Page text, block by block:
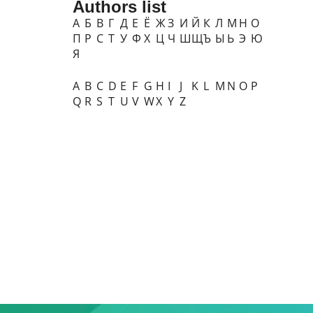
Authors list
А Б В Г Д Е Ё ЖЗ И Й К Л М Н О
П Р С Т У Ф Х Ц Ч ШЩЪ Ы Ь Э Ю
Я
A B C D E F G H I J K L M N O P
Q R S T U V WX Y Z